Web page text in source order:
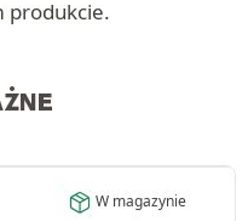
produkcie.
W magazynie